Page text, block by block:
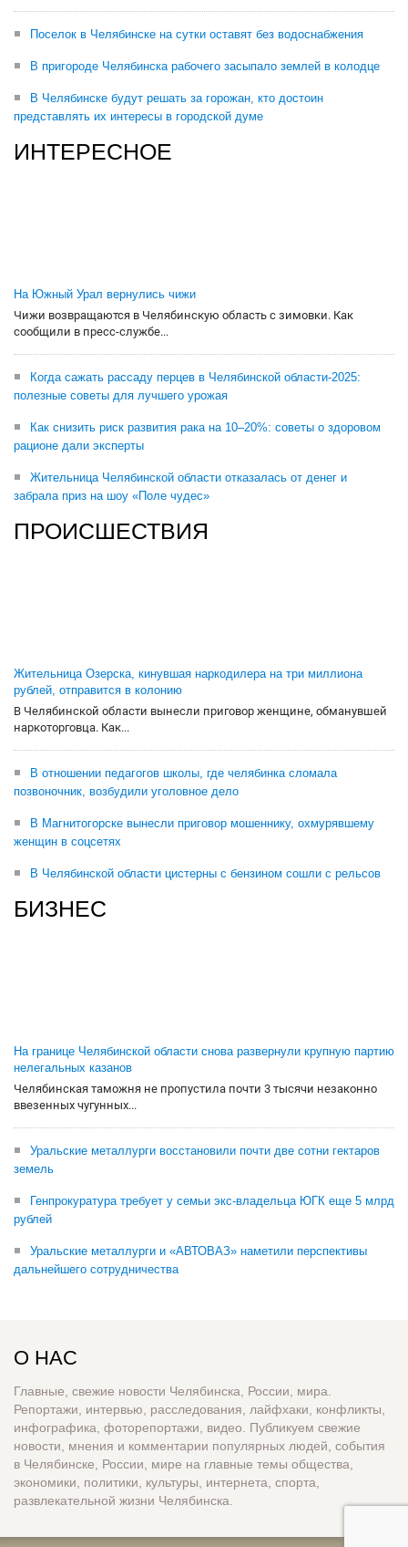
Поселок в Челябинске на сутки оставят без водоснабжения
В пригороде Челябинска рабочего засыпало землей в колодце
В Челябинске будут решать за горожан, кто достоин
представлять их интересы в городской думе
ИНТЕРЕСНОЕ
На Южный Урал вернулись чижи
Чижи возвращаются в Челябинскую область с зимовки. Как
сообщили в пресс-службе...
Когда сажать рассаду перцев в Челябинской области-2025:
полезные советы для лучшего урожая
Как снизить риск развития рака на 10–20%: советы о здоровом
рационе дали эксперты
Жительница Челябинской области отказалась от денег и
забрала приз на шоу «Поле чудес»
ПРОИСШЕСТВИЯ
Жительница Озерска, кинувшая наркодилера на три миллиона
рублей, отправится в колонию
В Челябинской области вынесли приговор женщине, обманувшей
наркоторговца. Как...
В отношении педагогов школы, где челябинка сломала
позвоночник, возбудили уголовное дело
В Магнитогорске вынесли приговор мошеннику, охмурявшему
женщин в соцсетях
В Челябинской области цистерны с бензином сошли с рельсов
БИЗНЕС
На границе Челябинской области снова развернули крупную партию
нелегальных казанов
Челябинская таможня не пропустила почти 3 тысячи незаконно
ввезенных чугунных...
Уральские металлурги восстановили почти две сотни гектаров
земель
Генпрокуратура требует у семьи экс-владельца ЮГК еще 5 млрд
рублей
Уральские металлурги и «АВТОВАЗ» наметили перспективы
дальнейшего сотрудничества
О НАС
Главные, свежие новости Челябинска, России, мира.
Репортажи, интервью, расследования, лайфхаки, конфликты,
инфографика, фоторепортажи, видео. Публикуем свежие
новости, мнения и комментарии популярных людей, события
в Челябинске, России, мире на главные темы общества,
экономики, политики, культуры, интернета, спорта,
развлекательной жизни Челябинска.